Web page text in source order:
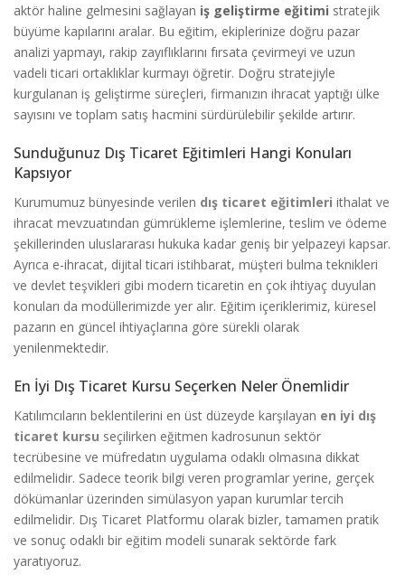
aktör haline gelmesini sağlayan iş geliştirme eğitimi stratejik
büyüme kapılarını aralar. Bu eğitim, ekiplerinize doğru pazar
analizi yapmayı, rakip zayıflıklarını fırsata çevirmeyi ve uzun
vadeli ticari ortaklıklar kurmayı öğretir. Doğru stratejiyle
kurgulanan iş geliştirme süreçleri, firmanızın ihracat yaptığı ülke
sayısını ve toplam satış hacmini sürdürülebilir şekilde artırır.
Sunduğunuz Dış Ticaret Eğitimleri Hangi Konuları
Kapsıyor
Kurumumuz bünyesinde verilen dış ticaret eğitimleri ithalat ve
ihracat mevzuatından gümrükleme işlemlerine, teslim ve ödeme
şekillerinden uluslararası hukuka kadar geniş bir yelpazeyi kapsar.
Ayrıca e-ihracat, dijital ticari istihbarat, müşteri bulma teknikleri
ve devlet teşvikleri gibi modern ticaretin en çok ihtiyaç duyulan
konuları da modüllerimizde yer alır. Eğitim içeriklerimiz, küresel
pazarın en güncel ihtiyaçlarına göre sürekli olarak
yenilenmektedir.
En İyi Dış Ticaret Kursu Seçerken Neler Önemlidir
Katılımcıların beklentilerini en üst düzeyde karşılayan en iyi dış
ticaret kursu seçilirken eğitmen kadrosunun sektör
tecrübesine ve müfredatın uygulama odaklı olmasına dikkat
edilmelidir. Sadece teorik bilgi veren programlar yerine, gerçek
dökümanlar üzerinden simülasyon yapan kurumlar tercih
edilmelidir. Dış Ticaret Platformu olarak bizler, tamamen pratik
ve sonuç odaklı bir eğitim modeli sunarak sektörde fark
yaratıyoruz.